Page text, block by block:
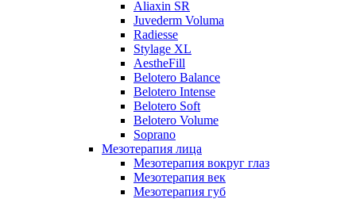
Aliaxin SR
Juvederm Voluma
Radiesse
Stylage XL
AestheFill
Belotero Balance
Belotero Intense
Belotero Soft
Belotero Volume
Soprano
Мезотерапия лица
Мезотерапия вокруг глаз
Мезотерапия век
Мезотерапия губ